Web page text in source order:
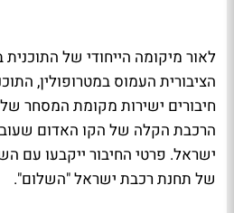
לאור מיקומה הייחודי של
הציבורית העמוס במטרופולין,
חיבורים ישירות מקומת המסחר
הרכבת הקלה של הקו האדום
ישראל. פרטי החיבור ייקבעו עם
של תחנת רכבת ישראל "השלום".